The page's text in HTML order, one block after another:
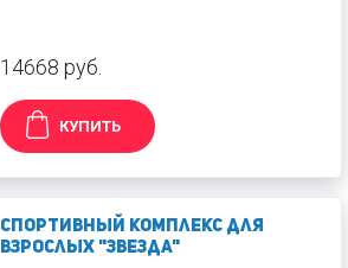
14668 руб.
КУПИТЬ
Спортивный комплекс для
взрослых "Звезда"